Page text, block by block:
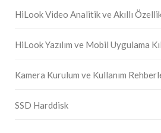
HiLook Video Analitik ve Akıllı
HiLook Yazılım ve Mobil Uygulama
Kamera Kurulum ve Kullanım
SSD Harddisk